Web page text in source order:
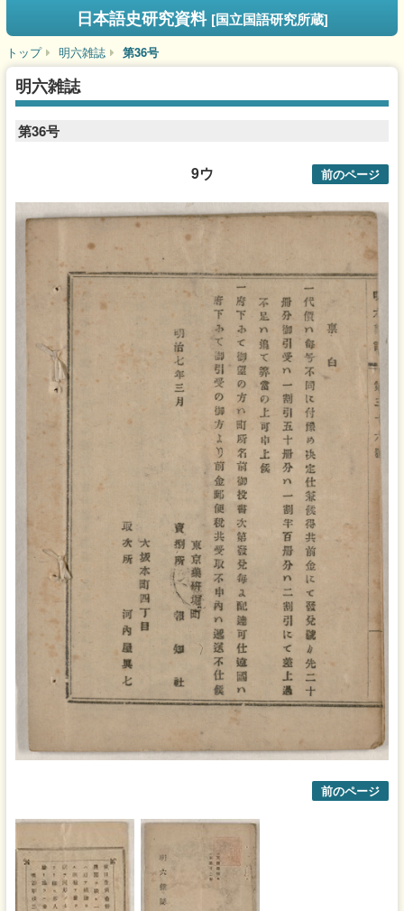
日本語史研究資料 [国立国語研究所蔵]
トップ 明六雑誌 第36号
明六雑誌
第36号
9ウ 前のページ
前のページ